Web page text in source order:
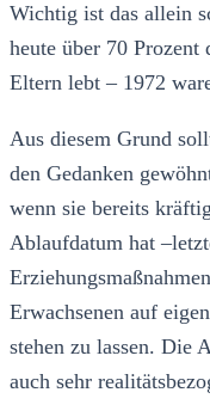
Wichtig ist das allein
heute über 70
Eltern lebt – 1972
Aus diesem Grund
den Gedanken
wenn sie bereits
Ablaufdatum hat
Erwachsenen auf
stehen zu lassen. Die
auch sehr